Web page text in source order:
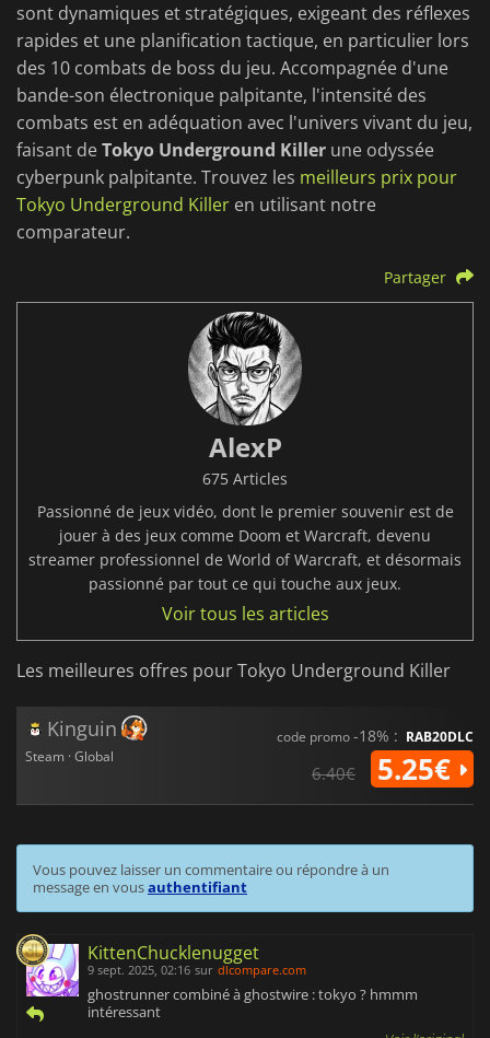
sont dynamiques et stratégiques, exigeant des réflexes
rapides et une planification tactique, en particulier lors
des 10 combats de boss du jeu. Accompagnée d'une
bande-son électronique palpitante, l'intensité des
combats est en adéquation avec l'univers vivant du jeu,
faisant deTokyo Underground Killer une odyssée
cyberpunk palpitante. Trouvez les meilleurs prix pour
Tokyo Underground Killer en utilisant notre
comparateur.
Partager
AlexP
675 Articles
Passionné de jeux vidéo, dont le premier souvenir est de
jouer à des jeux comme Doom et Warcraft, devenu
streamer professionnel de World of Warcraft, et désormais
passionné par tout ce qui touche aux jeux.
Voir tous les articles
Les meilleures offres pour Tokyo Underground Killer
Kinguin
Steam · Global
code promo-18% : RAB20DLC
6.40€ 5.25€
Vous pouvez laisser un commentaire ou répondre à un
message en vousauthentifiant
KittenChucklenugget
9 sept. 2025, 02:16 sur dlcompare.com
ghostrunner combiné à ghostwire : tokyo ? hmmm
intéressant